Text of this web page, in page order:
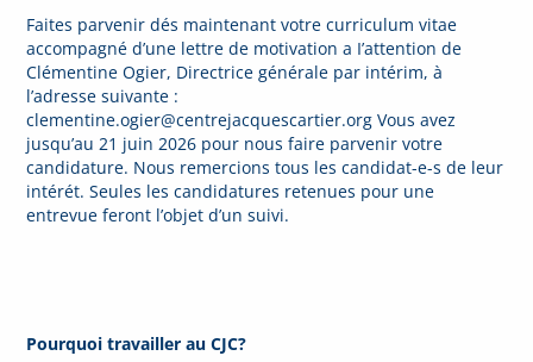
Faites parvenir dés maintenant votre curriculum vitae
accompagné d’une lettre de motivation a I’attention de
Clémentine Ogier, Directrice générale par intérim, à
l’adresse suivante :
clementine.ogier@centrejacquescartier.org Vous avez
jusqu’au 21 juin 2026 pour nous faire parvenir votre
candidature. Nous remercions tous les candidat-e-s de leur
intérét. Seules les candidatures retenues pour une
entrevue feront l’objet d’un suivi.
Pourquoi travailler au CJC?